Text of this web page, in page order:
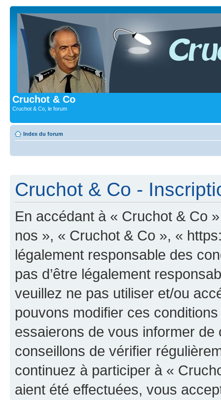
Cruchot & Co
Cruchot & Co, le forum
Index du forum
Cruchot & Co -
En accédant à « Cruchot & Co
nos », « Cruchot & Co », «
légalement responsable des
pas d’être légalement
veuillez ne pas utiliser et/ou
pouvons modifier ces
essaierons de vous informer
conseillons de vérifier
continuez à participer à «
aient été effectuées, vous